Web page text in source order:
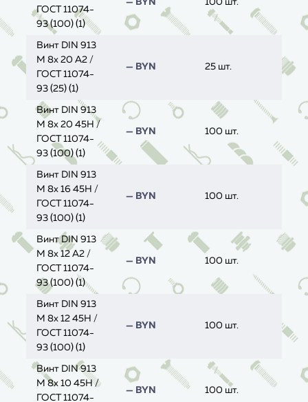
ГОСТ 11074-
93 (100) (1)
— BYN 100 шт.
Винт DIN 913
M 8x 20 A2 /
ГОСТ 11074-
93 (25) (1)
— BYN 25 шт.
Винт DIN 913
M 8x 20 45H /
ГОСТ 11074-
93 (100) (1)
— BYN 100 шт.
Винт DIN 913
M 8x 16 45H /
ГОСТ 11074-
93 (100) (1)
— BYN 100 шт.
Винт DIN 913
M 8x 12 A2 /
ГОСТ 11074-
93 (100) (1)
— BYN 100 шт.
Винт DIN 913
M 8x 12 45H /
ГОСТ 11074-
93 (100) (1)
— BYN 100 шт.
Винт DIN 913
M 8x 10 45H /
ГОСТ 11074-
— BYN 100 шт.